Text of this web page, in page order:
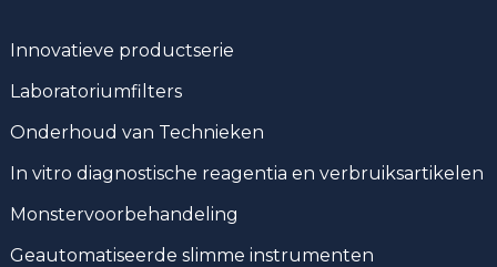
Innovatieve productserie
Laboratoriumfilters
Onderhoud van Technieken
In vitro diagnostische reagentia en verbruiksartikelen
Monstervoorbehandeling
Geautomatiseerde slimme instrumenten